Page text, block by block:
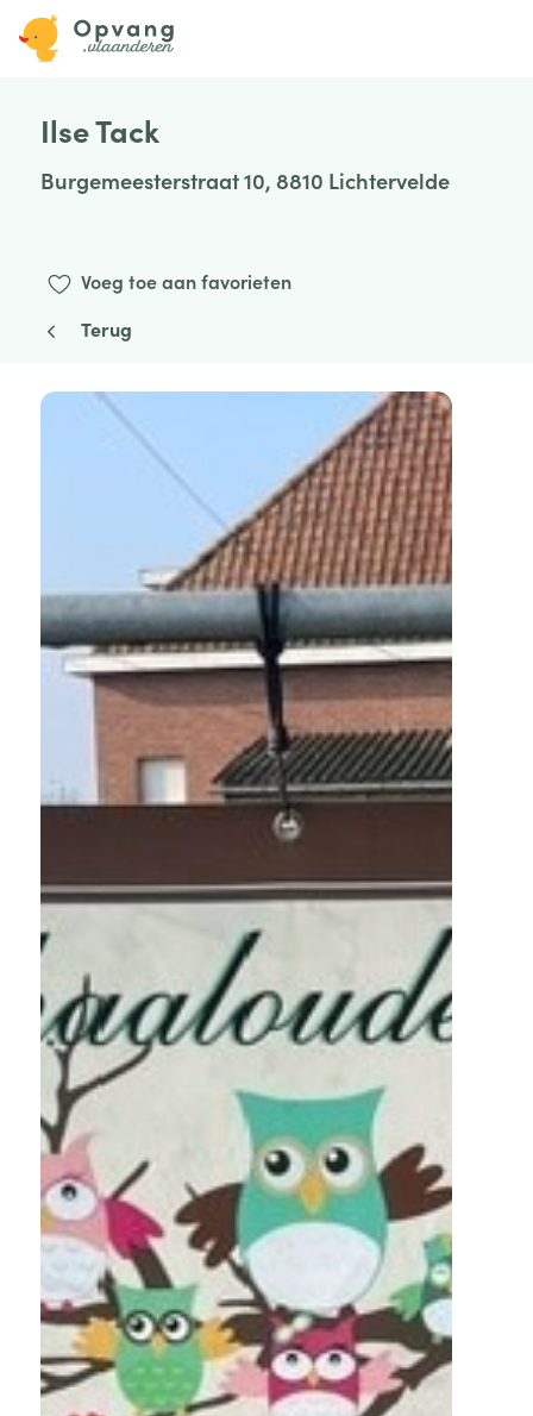
Ilse Tack
Burgemeesterstraat 10, 8810 Lichtervelde
Voeg toe aan favorieten
Terug